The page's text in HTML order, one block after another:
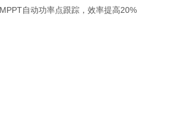
自动功率点跟踪，效率提高20%